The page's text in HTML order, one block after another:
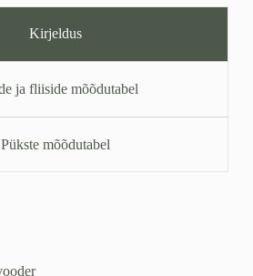
Kirjeldus
ja fliiside mõõdutabel
Pükste mõõdutabel